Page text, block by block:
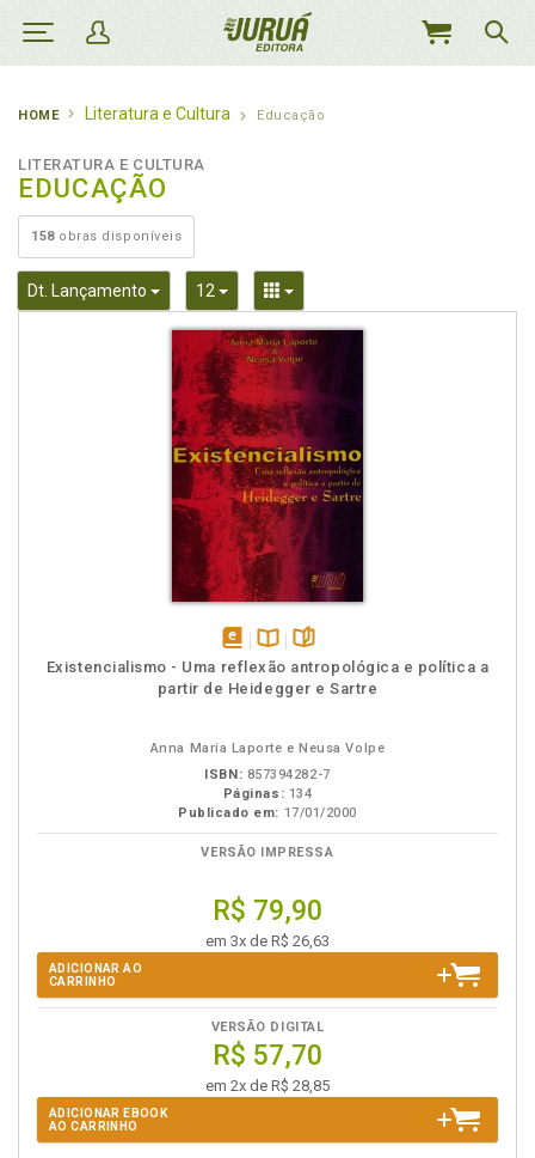
MEU
HOME Literatura e Cultura Educação
LITERATURA E CULTURA
EDUCAÇÃO
158obras disponíveis
Dt. Lançamento Toggle Dropdown
12 Toggle DropdownToggle Dropdown
disponível
em
Disponível
na
páginas
Existencialismo - Uma reflexão antropológica e política a
partir de Heidegger e Sartre
Anna Maria Laporte e Neusa Volpe
ISBN: 857394282-7
Páginas: 134
Publicado em: 17/01/2000
VERSÃO IMPRESSA
R$ 79,90
em 3x de R$ 26,63
ADICIONAR AO
CARRINHO
VERSÃO DIGITAL
R$ 57,70
em 2x de R$ 28,85
ADICIONAR EBOOK
AO CARRINHO